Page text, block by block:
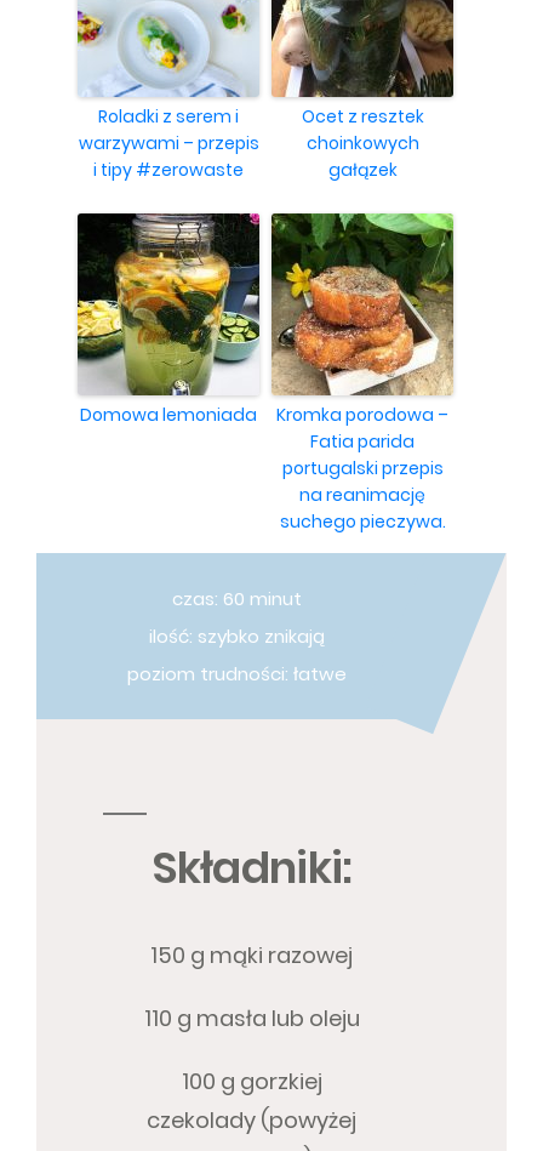
Roladki z serem i
warzywami – przepis
i tipy #zerowaste
Ocet z resztek
choinkowych
gałązek
Domowa lemoniada
Kromka porodowa –
Fatia parida
portugalski przepis
na reanimację
suchego pieczywa.
czas: 60 minut
ilość: szybko znikają
poziom trudności: łatwe
Składniki:
150 g mąki razowej
110 g masła lub oleju
100 g gorzkiej
czekolady (powyżej